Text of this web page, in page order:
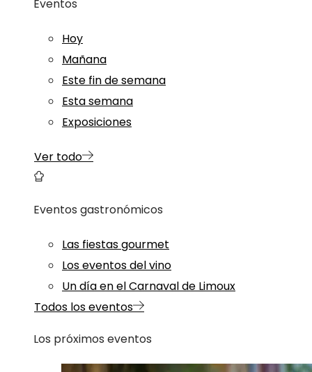
Eventos
Hoy
Mañana
Este fin de semana
Esta semana
Exposiciones
Ver todo
Eventos gastronómicos
Las fiestas gourmet
Los eventos del vino
Un día en el Carnaval de Limoux
Todos los eventos
Los próximos eventos